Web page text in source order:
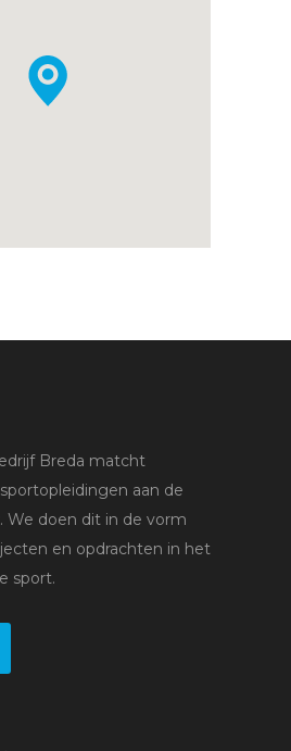
Breda matcht
aan de
We doen dit in de vorm
en opdrachten in het
sport.